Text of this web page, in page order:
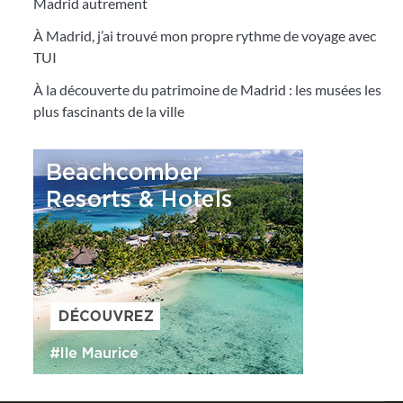
À Madrid, j’ai trouvé mon propre rythme de voyage avec
TUI
À la découverte du patrimoine de Madrid : les musées les
plus fascinants de la ville